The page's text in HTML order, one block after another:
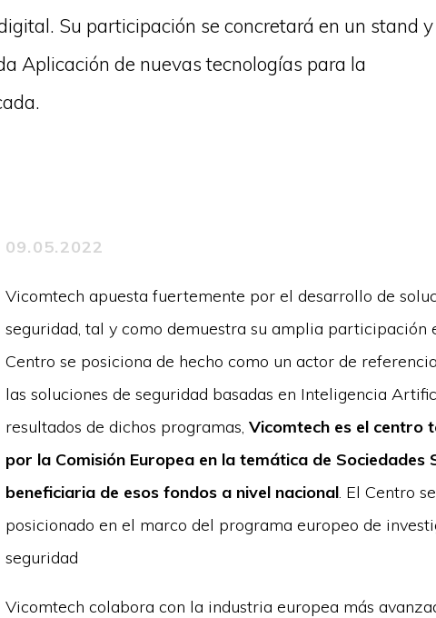
Su participación se concretará en un stand y
Aplicación de nuevas tecnologías para la
09.05.2022
Vicomtech apuesta fuertemente por el desarrollo de
seguridad, tal y como demuestra su amplia participación
Centro se posiciona de hecho como un actor de
las soluciones de seguridad basadas en Inteligencia
resultados de dichos programas, Vicomtech es el centro
por la Comisión Europea en la temática de
beneficiaria de esos fondos a nivel nacional. El Centro
posicionado en el marco del programa europeo de
seguridad
Vicomtech colabora con la industria europea más